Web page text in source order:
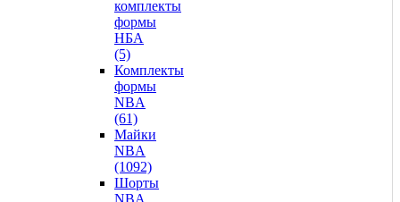
комплекты
формы
НБА
(5)
Комплекты
формы
NBA
(61)
Майки
NBA
(1092)
Шорты
NBA